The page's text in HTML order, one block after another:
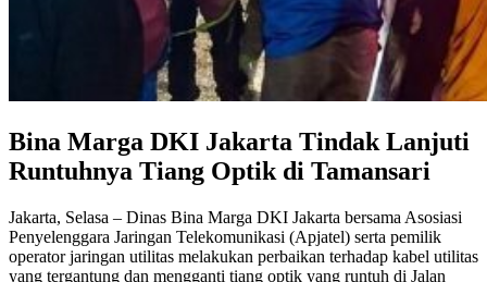
Bina Marga DKI Jakarta Tindak Lanjuti
Runtuhnya Tiang Optik di Tamansari
Jakarta, Selasa – Dinas Bina Marga DKI Jakarta bersama Asosiasi
Penyelenggara Jaringan Telekomunikasi (Apjatel) serta pemilik
operator jaringan utilitas melakukan perbaikan terhadap kabel utilitas
yang tergantung dan mengganti tiang optik yang runtuh di Jalan